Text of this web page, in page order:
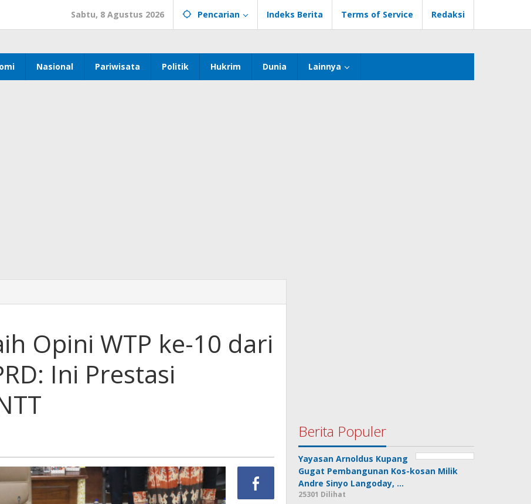
Sabtu, 8 Agustus 2026 Pencarian Indeks Berita Terms of Service Redaksi
Nasional Pariwisata Politik Hukrim Dunia Lainnya
Opini WTP ke-10 dari
Ini Prestasi
Berita Populer
Yayasan Arnoldus Kupang
Gugat Pembangunan Kos-kosan Milik
Andre Sinyo Langoday, …
25301 Dilihat